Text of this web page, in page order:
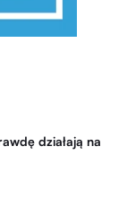
działają na